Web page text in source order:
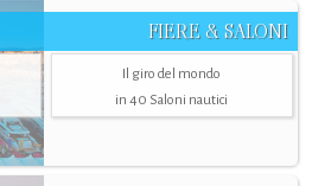
FIERE & SALONI
Il giro del mondo
in 40 Saloni nautici